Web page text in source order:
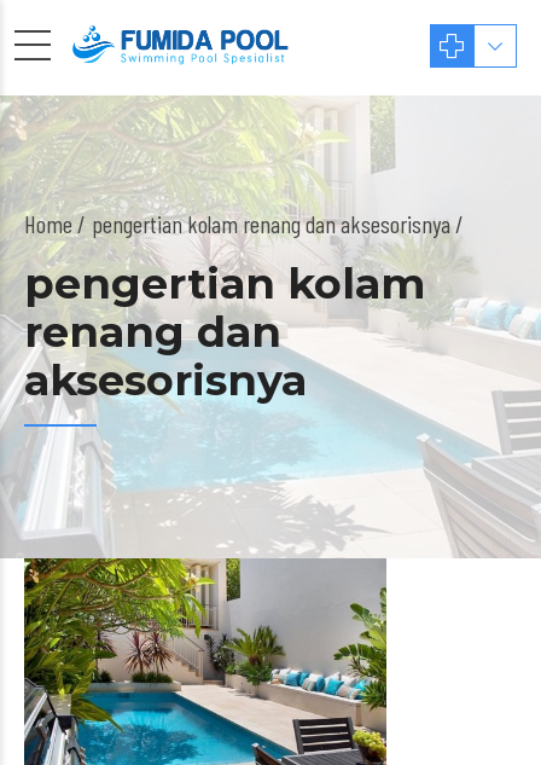
Home pengertian kolam renang dan aksesorisnya /
pengertian kolam
renang dan
aksesorisnya